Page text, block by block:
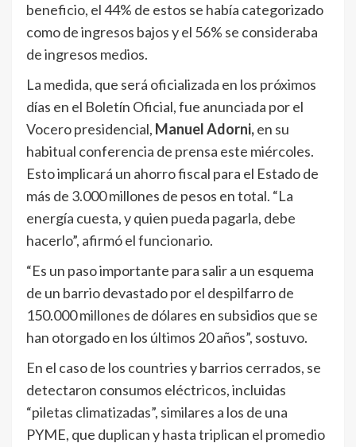
beneficio, el 44% de estos se había categorizado
como de ingresos bajos y el 56% se consideraba
de ingresos medios.
La medida, que será oficializada en los próximos
días en el Boletín Oficial, fue anunciada por el
Vocero presidencial, Manuel Adorni,en su
habitual conferencia de prensa este miércoles.
Esto implicará un ahorro fiscal para el Estado de
más de 3.000 millones de pesos en total. “La
energía cuesta, y quien pueda pagarla, debe
hacerlo”, afirmó el funcionario.
“Es un paso importante para salir a un esquema
de un barrio devastado por el despilfarro de
150.000 millones de dólares en subsidios que se
han otorgado en los últimos 20 años”, sostuvo.
En el caso de los countries y barrios cerrados, se
detectaron consumos eléctricos, incluidas
“piletas climatizadas”, similares a los de una
PYME, que duplican y hasta triplican el promedio